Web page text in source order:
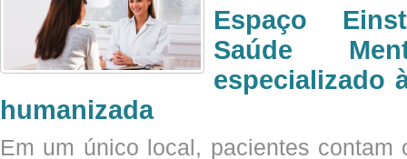
Espaço
Saúde
especializado
humanizada
Em um único local, pacientes contam